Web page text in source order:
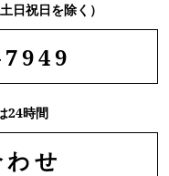
日祝日を除く）
24時間
せ